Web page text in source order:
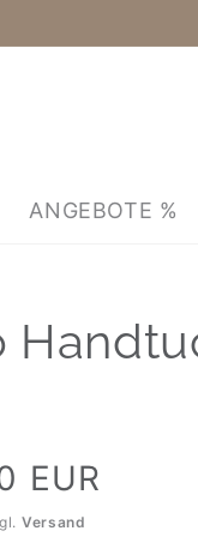
ANGEBOTE %
EUR
Versand